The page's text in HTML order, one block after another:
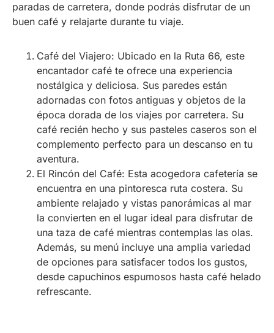
paradas de carretera, donde podrás disfrutar de un
buen café y relajarte durante tu viaje.
Café del Viajero: Ubicado en la Ruta 66, este
encantador café te ofrece una experiencia
nostálgica y deliciosa. Sus paredes están
adornadas con fotos antiguas y objetos de la
época dorada de los viajes por carretera. Su
café recién hecho y sus pasteles caseros son el
complemento perfecto para un descanso en tu
aventura.
El Rincón del Café: Esta acogedora cafetería se
encuentra en una pintoresca ruta costera. Su
ambiente relajado y vistas panorámicas al mar
la convierten en el lugar ideal para disfrutar de
una taza de café mientras contemplas las olas.
Además, su menú incluye una amplia variedad
de opciones para satisfacer todos los gustos,
desde capuchinos espumosos hasta café helado
refrescante.